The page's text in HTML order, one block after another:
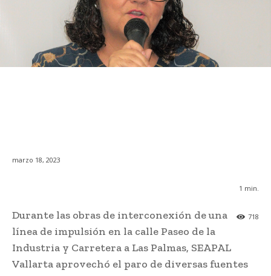
marzo 18, 2023
1 min.
718
Durante las obras de interconexión de una
línea de impulsión en la calle Paseo de la
Industria y Carretera a Las Palmas, SEAPAL
Vallarta aprovechó el paro de diversas fuentes